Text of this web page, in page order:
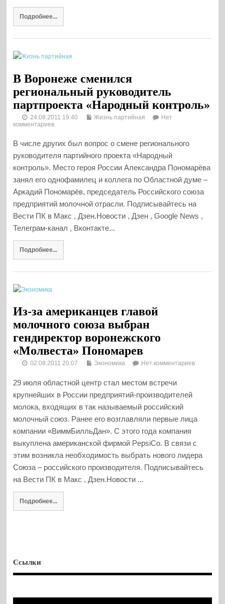
Подробнее...
В Воронеже сменился
региональный руководитель
партпроекта «Народный контроль»
24.08.2011 19:40 Жизнь партийная
Нет
комментариев
В числе других был вопрос о смене регионального
руководителя партийного проекта «Народный
контроль». Место героя России Александра Пономарёва
занял его однофамилец и коллега по Областной думе –
Аркадий Пономарёв, председатель Российского союза
предприятий молочной отрасли. Подписывайтесь на
Вести ПК в Макс , Дзен.Новости , Дзен , Google News ,
Телеграм-канал , Вконтакте...
Подробнее...
Из-за американцев главой
молочного союза выбран
гендиректор воронежского
«Молвеста» Пономарев
02.08.2011 20:07 Экономика Нет комментариев
29 июля областной центр стал местом встречи
крупнейших в России предприятий-производителей
молока, входящих в так называемый российский
молочный союз. Ранее его возглавляли первые лица
компании «ВиммБилльДан». С этого года компания
выкуплена американской фирмой PepsiCo. В связи с
этим возникла необходимость выбрать нового лидера
Союза – российского производителя. Подписывайтесь
на Вести ПК в Макс , Дзен.Новости ...
Подробнее...
Ссылки